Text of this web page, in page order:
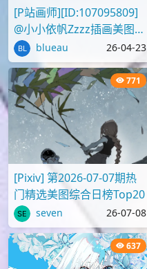
[P站画师][ID:107095809]
@小小依帆Zzzz插画美图作
品推荐blueau 26-04-23
771
[Pixiv] 第2026-07-07期热
门精选美图综合日榜Top20
seven 26-07-08
637